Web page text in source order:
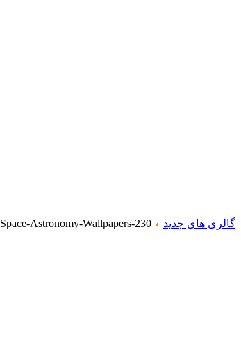
گالری های جدید Space-Astronomy-Wallpapers-230